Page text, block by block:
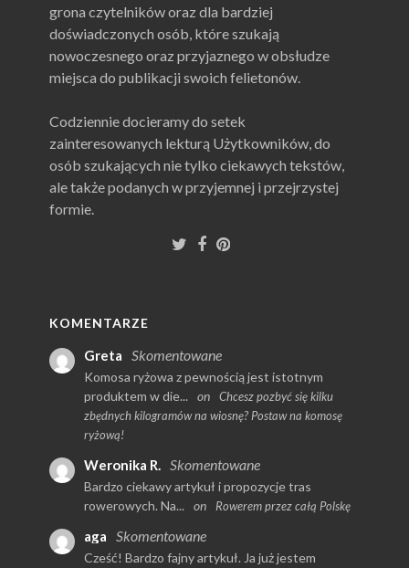
grona czytelników oraz dla bardziej
doświadczonych osób, które szukają
nowoczesnego oraz przyjaznego w obsłudze
miejsca do publikacji swoich felietonów.
Codziennie docieramy do setek
zainteresowanych lekturą Użytkowników, do
osób szukających nie tylko ciekawych tekstów,
ale także podanych w przyjemnej i przejrzystej
formie.
KOMENTARZE
Greta Skomentowane
Komosa ryżowa z pewnością jest istotnym
produktem w die...
on
Chcesz pozbyć się kilku
zbędnych kilogramów na wiosnę? Postaw na komosę
ryżową!
Weronika R. Skomentowane
Bardzo ciekawy artykuł i propozycje tras
rowerowych. Na...
on Rowerem przez całą Polskę
aga Skomentowane
Cześć! Bardzo fajny artykuł. Ja już jestem